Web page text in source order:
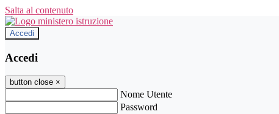
Salta al contenuto
Accedi
Accedi
button close ×
Nome Utente
Password